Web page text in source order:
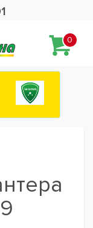
0
Сashback 2500
шины ATTAR